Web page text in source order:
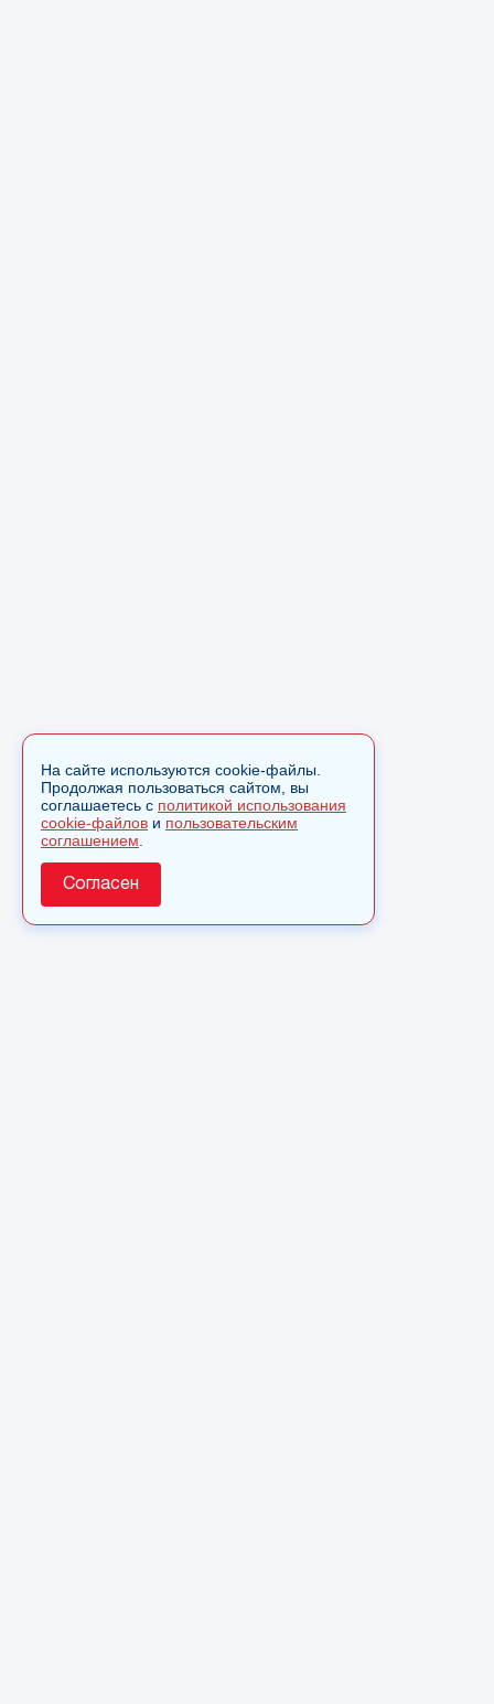
На сайте используются cookie-файлы.
Продолжая пользоваться сайтом, вы
соглашаетесь с политикой использования
cookie-файлов и пользовательским
соглашением
Согласен